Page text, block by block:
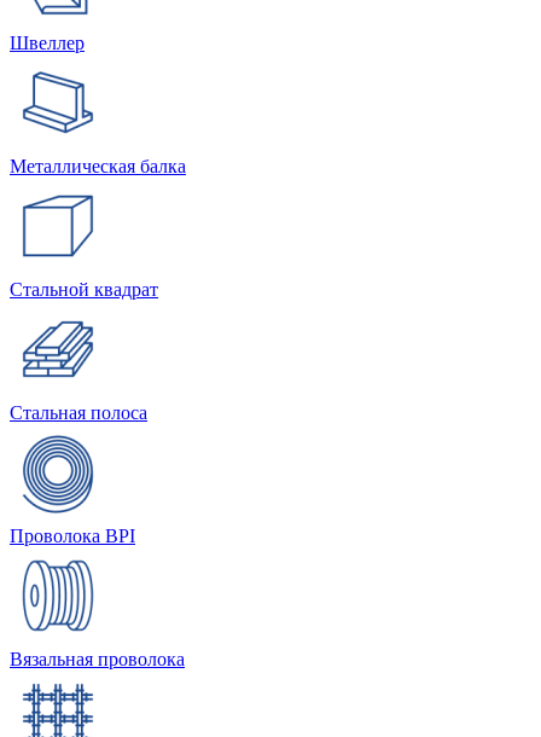
Швеллер
Металлическая балка
Стальной квадрат
Стальная полоса
Проволока BPI
Вязальная проволока